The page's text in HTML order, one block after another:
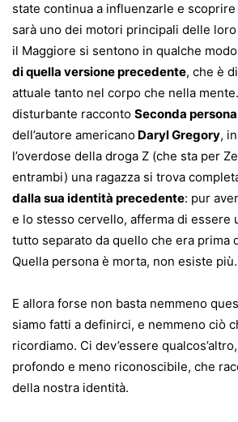
state continua a influenzarle e
sarà uno dei motori principali delle
il Maggiore si sentono in qualche modo
di quella versione precedente, che è
attuale tanto nel corpo che nella mente.
disturbante racconto Seconda
dell’autore americano Daryl Gregory,
l’overdose della droga Z (che sta per
entrambi) una ragazza si trova
dalla sua identità precedente: pur
e lo stesso cervello, afferma di essere
tutto separato da quello che era prima
Quella persona è morta, non esiste più.
E allora forse non basta nemmeno
siamo fatti a definirci, e nemmeno ciò
ricordiamo. Ci dev’essere
profondo e meno riconoscibile, che
della nostra identità.